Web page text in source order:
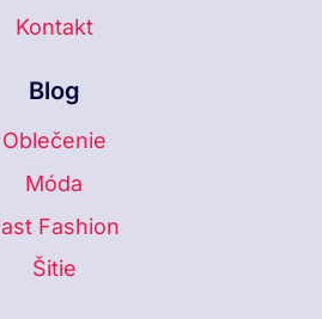
Kontakt
Blog
Oblečenie
Móda
Fashion
Šitie